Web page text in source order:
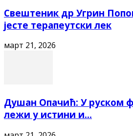
Свештеник др Угрин
јесте терапеутски лек
март 21, 2026
Душан Опачић: У руском
лежи у истини и...